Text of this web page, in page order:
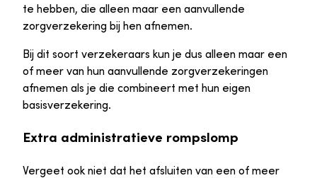
te hebben, die alleen maar een aanvullende
zorgverzekering bij hen afnemen.
Bij dit soort verzekeraars kun je dus alleen maar een
of meer van hun aanvullende zorgverzekeringen
afnemen als je die combineert met hun eigen
basisverzekering.
Extra administratieve rompslomp
Vergeet ook niet dat het afsluiten van een of meer